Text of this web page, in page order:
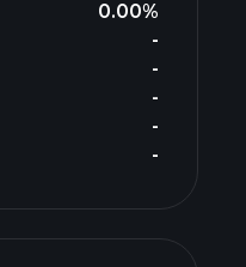
0.00%
-
-
-
-
-